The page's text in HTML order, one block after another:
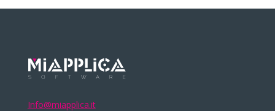
Info@miapplica.it